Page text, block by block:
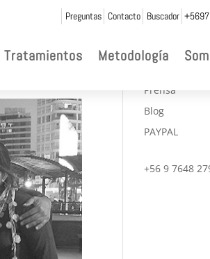
Preguntas Contacto Buscador
Tratamientos Metodología
Prensa
Blog
PAYPAL
+56 9 7648